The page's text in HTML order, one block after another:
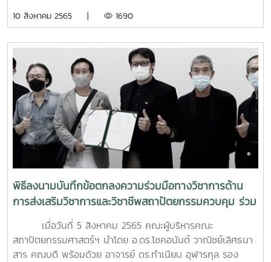
สามัคคี ซึ่งทางคณะกรรมการได้ร่วมกันตัดสินและคัดเลือกผล
ต่อไปในอนาคต จากทีมที่เข้ารอบทั้งหมด 5 ทีม ดังต่อไป
นี้"รางวัล ชนะเลิศ" ได้แก่ ทีม "Secret 001" 1. นาย
นครินทร์ อ่อนตา สาขาวิชาสถาปัตยกรรม 2. นางสาวปุ
ญญิศา กาญจนาภา สาขาวิชาสถาปัตยกรรม 3. นางสาว
พรญาณี วังชิ้น สาขาวิชาสถาปัตยกรรม 4. นางสาวฐิตา
รีย์ ชลิตเลิศรัตน์ สาขาวิชาภูมิสถาปัตยกรรม 5. นายพงศ
พล ศรีบุญเรือง สาขาวิชาภูมิสถาปัตยกรรม 6. นายฤชา
พงษ์สมร สาขาวิชาเทคโนโลยีภูมิทัศน์ "รางวัลรองชนะเริศ ทีม
ที่ 1" ได้แก่ ทีม "FATEC 60" 1. นายณัฎฐนันท์ นันทะระ
สาขาวิชาสถาปัตยกรรม 2. นายปรมินทร์ เกียรติชำ สาขา
วิชาสถาปัตยกรรม 3. นายธนาธร ชำนาญ สาขาวิชาภูมิ
สถาปัตยกรรม 4. นายศิวกร เจริญวงษ์ สาขาวิชาภูมิ
สถาปัตยกรรม 5. นางสาวรูสนา ลาแซ สาขาวิชา
เทคโนโลยีภูมิทัศน์ "รางวัลรองชนะเริศ ทีมที่ 2" ได้แก่ ทีม "บัง
บอย 08" 1. นางสาวณัฐวรา วิเศษรจนา สาขาวิชา
Innovation and Creative Economy" ณ ศูนย์สถาปัตยกรรม
อำเภอเมือง จังหวัดเชียงใหม่ ที่จัดขึ้นโดย ศูนย์สถาปัตยกรรม
ล้านนา คุ้มเจ้าบุรีรัตน์ (มหาอินทร์) คณะสถาปัตยกรรมศาสตร์
มหาวิทยาลัยเชียงใหม่ ร่วมกับ สำนักงานนวัตกรรมแห่งชาติ
(องค์การมหาชน) เพื่อเป็นการขับเคลื่อนโครงการส่งเสริมและ
พัฒนาการขยายผลธุรกิจนวัตกรรมอุตสาหกรรมสร้างสรรค์พื้นที่
จังหวัดเชียงใหม่
10 สิงหาคม 2565 | 1690
พิธีลงนามบันทึกข้อตกลงความร่วมมือทางวิชาการด้าน
การส่งเสริมวิชาการและวิชาชีพสถาปัตยกรรมควบคุม ร่วม
กับ บริษัท ตลาดแม่โจ้สามัคคี จำกัด
เมื่อวันที่ 5 สิงหาคม 2565 คณะผู้บริหารคณะ
สถาปัตยกรรมศาสตร์ฯ นำโดย อ.ดร.โชคอนันต์ วาณิชย์เลิศธนา
สาร คณบดี พร้อมด้วย อาจารย์ ดร.ทำเนียบ อุฬารกุล รอง